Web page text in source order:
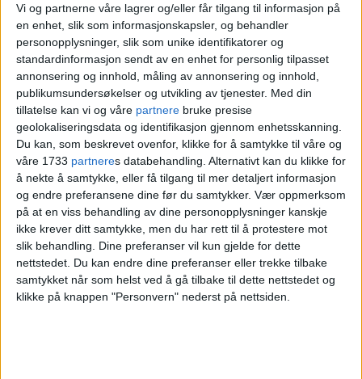
Vi og partnerne våre lagrer og/eller får tilgang til informasjon på
en enhet, slik som informasjonskapsler, og behandler
personopplysninger, slik som unike identifikatorer og
standardinformasjon sendt av en enhet for personlig tilpasset
annonsering og innhold, måling av annonsering og innhold,
publikumsundersøkelser og utvikling av tjenester. Med din
tillatelse kan vi og våre partnere bruke presise
geolokaliseringsdata og identifikasjon gjennom enhetsskanning.
Du kan, som beskrevet ovenfor, klikke for å samtykke til våre og
våre 1733 partneres databehandling. Alternativt kan du klikke for
å nekte å samtykke, eller få tilgang til mer detaljert informasjon
og endre preferansene dine før du samtykker. Vær oppmerksom
på at en viss behandling av dine personopplysninger kanskje
ikke krever ditt samtykke, men du har rett til å protestere mot
slik behandling. Dine preferanser vil kun gjelde for dette
nettstedet. Du kan endre dine preferanser eller trekke tilbake
samtykket når som helst ved å gå tilbake til dette nettstedet og
klikke på knappen "Personvern" nederst på nettsiden.
Slik blir 17. mai-været i
hovedstaden
FULLMÅNE BLOMSTERMÅNEN NYHET